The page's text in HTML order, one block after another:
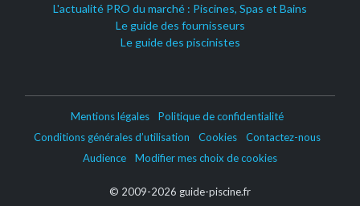
L'actualité PRO du marché : Piscines, Spas et Bains
Le guide des fournisseurs
Le guide des piscinistes
Mentions légales
Politique de confidentialité
Conditions générales d’utilisation
Cookies
Contactez-nous
Audience
Modifier mes choix de cookies
© 2009-2026 guide-piscine.fr